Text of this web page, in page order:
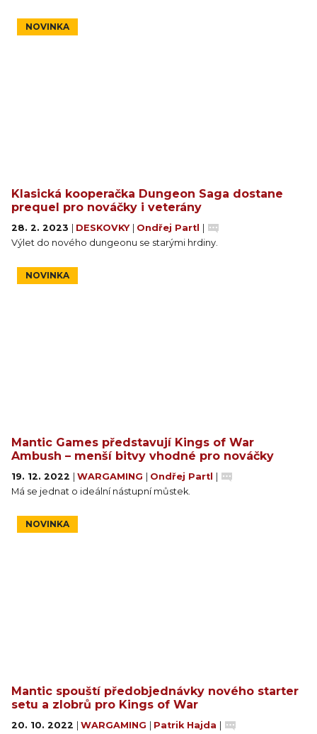
NOVINKA
Klasická kooperačka Dungeon Saga dostane
prequel pro nováčky i veterány
28. 2. 2023 DESKOVKY Ondřej Partl
Výlet do nového dungeonu se starými hrdiny.
NOVINKA
Mantic Games představují Kings of War
Ambush – menší bitvy vhodné pro nováčky
19. 12. 2022 WARGAMING Ondřej Partl
Má se jednat o ideální nástupní můstek.
NOVINKA
Mantic spouští předobjednávky nového starter
setu a zlobrů pro Kings of War
20. 10. 2022 WARGAMING Patrik Hajda